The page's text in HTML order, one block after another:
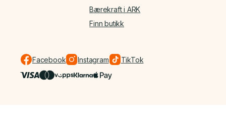
Bærekraft i ARK
Finn butikk
Facebook Instagram TikTok